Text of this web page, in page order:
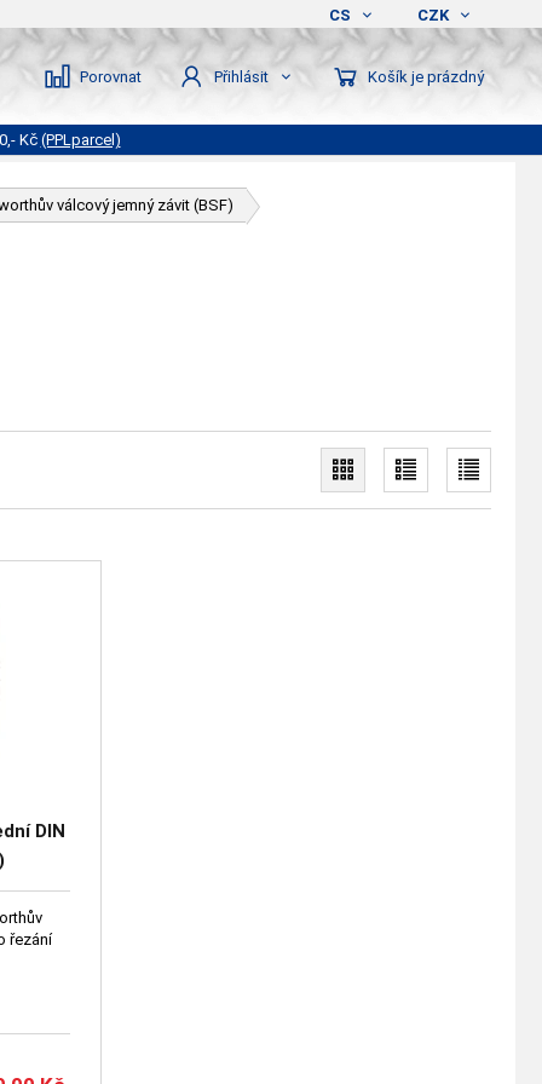
CS CZK
Porovnat Přihlásit Košík je prázdný
Kč (PPLparcel)
válcový jemný závit (BSF)
DIN
řezání